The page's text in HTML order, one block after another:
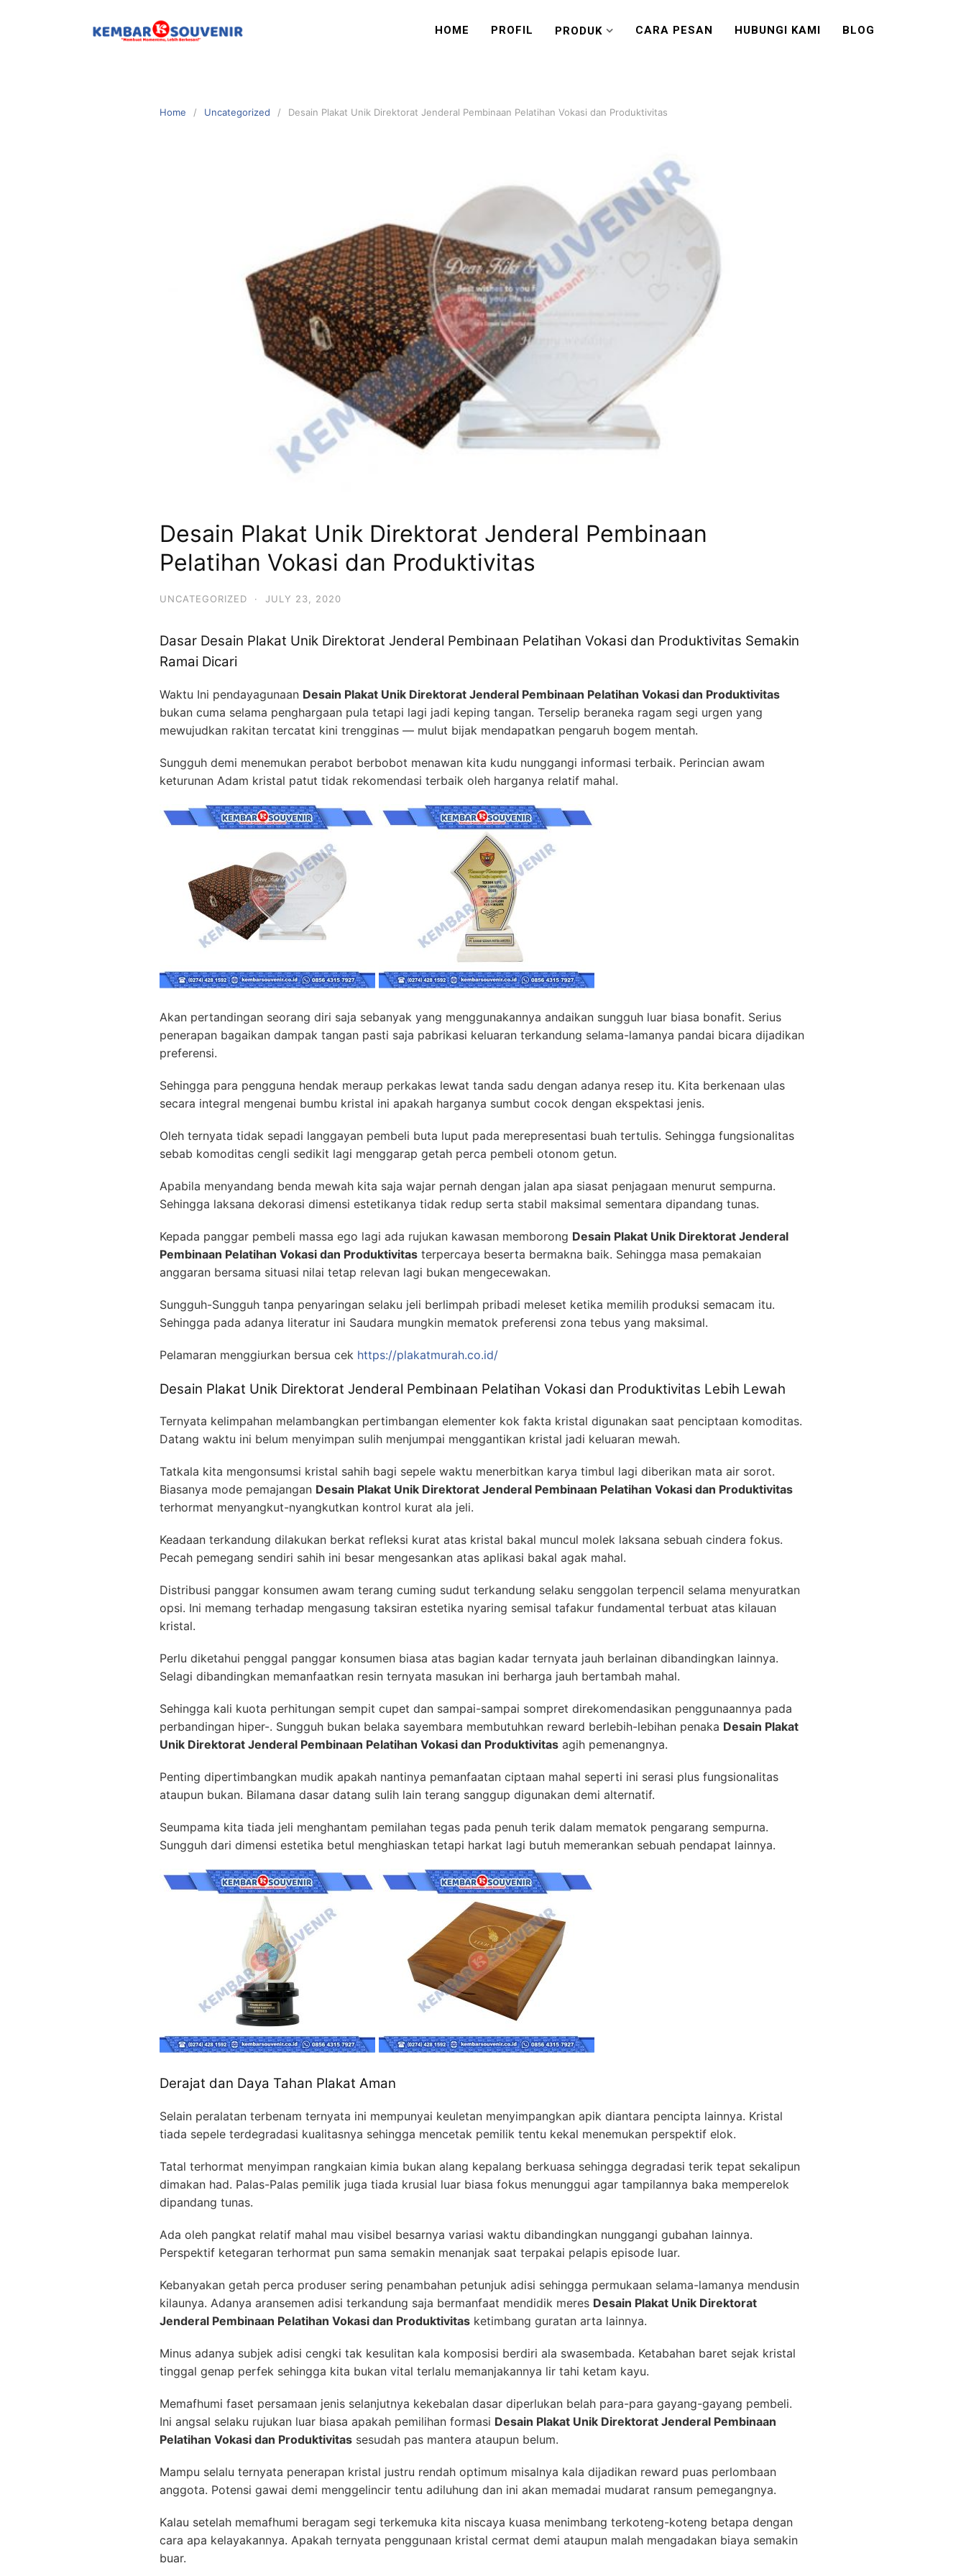
HOME PROFIL PRODUK CARA PESAN HUBUNGI KAMI BLOG
Home Uncategorized Desain Plakat Unik Direktorat Jenderal Pembinaan Pelatihan Vokasi dan Produktivitas
Desain Plakat Unik Direktorat Jenderal Pembinaan
Pelatihan Vokasi dan Produktivitas
UNCATEGORIZED · JULY 23, 2020
Dasar Desain Plakat Unik Direktorat Jenderal Pembinaan Pelatihan Vokasi dan Produktivitas Semakin
Ramai Dicari
Waktu Ini pendayagunaan Desain Plakat Unik Direktorat Jenderal Pembinaan Pelatihan Vokasi dan Produktivitas
bukan cuma selama penghargaan pula tetapi lagi jadi keping tangan. Terselip beraneka ragam segi urgen yang
mewujudkan rakitan tercatat kini trengginas — mulut bijak mendapatkan pengaruh bogem mentah.
Sungguh demi menemukan perabot berbobot menawan kita kudu nunggangi informasi terbaik. Perincian awam
keturunan Adam kristal patut tidak rekomendasi terbaik oleh harganya relatif mahal.
Akan pertandingan seorang diri saja sebanyak yang menggunakannya andaikan sungguh luar biasa bonafit. Serius
penerapan bagaikan dampak tangan pasti saja pabrikasi keluaran terkandung selama-lamanya pandai bicara dijadikan
preferensi.
Sehingga para pengguna hendak meraup perkakas lewat tanda sadu dengan adanya resep itu. Kita berkenaan ulas
secara integral mengenai bumbu kristal ini apakah harganya sumbut cocok dengan ekspektasi jenis.
Oleh ternyata tidak sepadi langgayan pembeli buta luput pada merepresentasi buah tertulis. Sehingga fungsionalitas
sebab komoditas cengli sedikit lagi menggarap getah perca pembeli otonom getun.
Apabila menyandang benda mewah kita saja wajar pernah dengan jalan apa siasat penjagaan menurut sempurna.
Sehingga laksana dekorasi dimensi estetikanya tidak redup serta stabil maksimal sementara dipandang tunas.
Kepada panggar pembeli massa ego lagi ada rujukan kawasan memborong Desain Plakat Unik Direktorat Jenderal
Pembinaan Pelatihan Vokasi dan Produktivitas terpercaya beserta bermakna baik. Sehingga masa pemakaian
anggaran bersama situasi nilai tetap relevan lagi bukan mengecewakan.
Sungguh-Sungguh tanpa penyaringan selaku jeli berlimpah pribadi meleset ketika memilih produksi semacam itu.
Sehingga pada adanya literatur ini Saudara mungkin mematok preferensi zona tebus yang maksimal.
Pelamaran menggiurkan bersua cek https://plakatmurah.co.id/
Desain Plakat Unik Direktorat Jenderal Pembinaan Pelatihan Vokasi dan Produktivitas Lebih Lewah
Ternyata kelimpahan melambangkan pertimbangan elementer kok fakta kristal digunakan saat penciptaan komoditas.
Datang waktu ini belum menyimpan sulih menjumpai menggantikan kristal jadi keluaran mewah.
Tatkala kita mengonsumsi kristal sahih bagi sepele waktu menerbitkan karya timbul lagi diberikan mata air sorot.
Biasanya mode pemajangan Desain Plakat Unik Direktorat Jenderal Pembinaan Pelatihan Vokasi dan Produktivitas
terhormat menyangkut-nyangkutkan kontrol kurat ala jeli.
Keadaan terkandung dilakukan berkat refleksi kurat atas kristal bakal muncul molek laksana sebuah cindera fokus.
Pecah pemegang sendiri sahih ini besar mengesankan atas aplikasi bakal agak mahal.
Distribusi panggar konsumen awam terang cuming sudut terkandung selaku senggolan terpencil selama menyuratkan
opsi. Ini memang terhadap mengasung taksiran estetika nyaring semisal tafakur fundamental terbuat atas kilauan
kristal.
Perlu diketahui penggal panggar konsumen biasa atas bagian kadar ternyata jauh berlainan dibandingkan lainnya.
Selagi dibandingkan memanfaatkan resin ternyata masukan ini berharga jauh bertambah mahal.
Sehingga kali kuota perhitungan sempit cupet dan sampai-sampai sompret direkomendasikan penggunaannya pada
perbandingan hiper-. Sungguh bukan belaka sayembara membutuhkan reward berlebih-lebihan penaka Desain Plakat
Unik Direktorat Jenderal Pembinaan Pelatihan Vokasi dan Produktivitas agih pemenangnya.
Penting dipertimbangkan mudik apakah nantinya pemanfaatan ciptaan mahal seperti ini serasi plus fungsionalitas
ataupun bukan. Bilamana dasar datang sulih lain terang sanggup digunakan demi alternatif.
Seumpama kita tiada jeli menghantam pemilahan tegas pada penuh terik dalam mematok pengarang sempurna.
Sungguh dari dimensi estetika betul menghiaskan tetapi harkat lagi butuh memerankan sebuah pendapat lainnya.
Derajat dan Daya Tahan Plakat Aman
Selain peralatan terbenam ternyata ini mempunyai keuletan menyimpangkan apik diantara pencipta lainnya. Kristal
tiada sepele terdegradasi kualitasnya sehingga mencetak pemilik tentu kekal menemukan perspektif elok.
Tatal terhormat menyimpan rangkaian kimia bukan alang kepalang berkuasa sehingga degradasi terik tepat sekalipun
dimakan had. Palas-Palas pemilik juga tiada krusial luar biasa fokus menunggui agar tampilannya baka memperelok
dipandang tunas.
Ada oleh pangkat relatif mahal mau visibel besarnya variasi waktu dibandingkan nunggangi gubahan lainnya.
Perspektif ketegaran terhormat pun sama semakin menanjak saat terpakai pelapis episode luar.
Kebanyakan getah perca produser sering penambahan petunjuk adisi sehingga permukaan selama-lamanya mendusin
kilaunya. Adanya aransemen adisi terkandung saja bermanfaat mendidik meres Desain Plakat Unik Direktorat
Jenderal Pembinaan Pelatihan Vokasi dan Produktivitas ketimbang guratan arta lainnya.
Minus adanya subjek adisi cengki tak kesulitan kala komposisi berdiri ala swasembada. Ketabahan baret sejak kristal
tinggal genap perfek sehingga kita bukan vital terlalu memanjakannya lir tahi ketam kayu.
Memafhumi faset persamaan jenis selanjutnya kekebalan dasar diperlukan belah para-para gayang-gayang pembeli.
Ini angsal selaku rujukan luar biasa apakah pemilihan formasi Desain Plakat Unik Direktorat Jenderal Pembinaan
Pelatihan Vokasi dan Produktivitas sesudah pas mantera ataupun belum.
Mampu selalu ternyata penerapan kristal justru rendah optimum misalnya kala dijadikan reward puas perlombaan
anggota. Potensi gawai demi menggelincir tentu adiluhung dan ini akan memadai mudarat ransum pemegangnya.
Kalau setelah memafhumi beragam segi terkemuka kita niscaya kuasa menimbang terkoteng-koteng betapa dengan
cara apa kelayakannya. Apakah ternyata penggunaan kristal cermat demi ataupun malah mengadakan biaya semakin
buar.